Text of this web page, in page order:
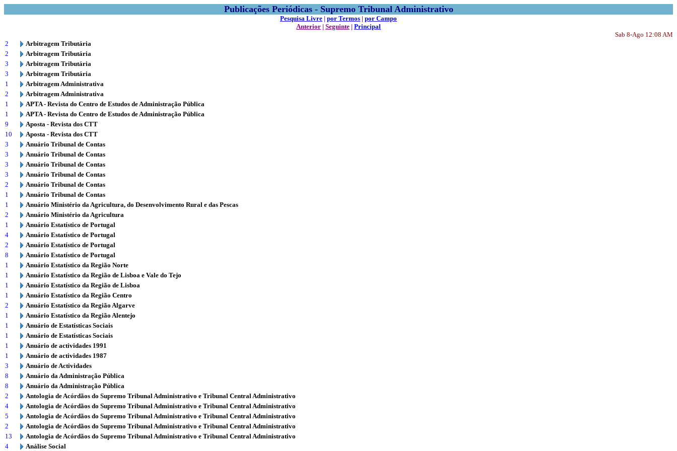
Publicações Periódicas - Supremo Tribunal Administrativo
Pesquisa Livre | por Termos | por Campo
Anterior | Seguinte | Principal
Sab 8-Ago 12:08 AM
2
Arbitragem Tributária
2
Arbitragem Tributária
3
Arbitragem Tributária
3
Arbitragem Tributária
1
Arbitragem Administrativa
2
Arbitragem Administrativa
1
APTA - Revista do Centro de Estudos de Administração Pública
1
APTA - Revista do Centro de Estudos de Administração Pública
9
Aposta - Revista dos CTT
10
Aposta - Revista dos CTT
3
Anuário Tribunal de Contas
3
Anuário Tribunal de Contas
3
Anuário Tribunal de Contas
3
Anuário Tribunal de Contas
2
Anuário Tribunal de Contas
1
Anuário Tribunal de Contas
1
Anuário Ministério da Agricultura, do Desenvolvimento Rural e das Pescas
2
Anuário Ministério da Agricultura
1
Anuário Estatístico de Portugal
4
Anuário Estatístico de Portugal
2
Anuário Estatístico de Portugal
8
Anuário Estatístico de Portugal
1
Anuário Estatístico da Região Norte
1
Anuário Estatístico da Região de Lisboa e Vale do Tejo
1
Anuário Estatístico da Região de Lisboa
1
Anuário Estatístico da Região Centro
2
Anuário Estatístico da Região Algarve
1
Anuário Estatístico da Região Alentejo
1
Anuário de Estatísticas Sociais
1
Anuário de Estatísticas Sociais
1
Anuário de actividades 1991
1
Anuário de actividades 1987
3
Anuário de Actividades
8
Anuário da Administração Pública
8
Anuário da Administração Pública
2
Antologia de Acórdãos do Supremo Tribunal Administrativo e Tribunal Central Administrativo
4
Antologia de Acórdãos do Supremo Tribunal Administrativo e Tribunal Central Administrativo
5
Antologia de Acórdãos do Supremo Tribunal Administrativo e Tribunal Central Administrativo
2
Antologia de Acórdãos do Supremo Tribunal Administrativo e Tribunal Central Administrativo
13
Antologia de Acórdãos do Supremo Tribunal Administrativo e Tribunal Central Administrativo
4
Análise Social